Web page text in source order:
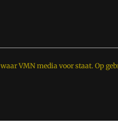
waar VMN media voor staat. Op